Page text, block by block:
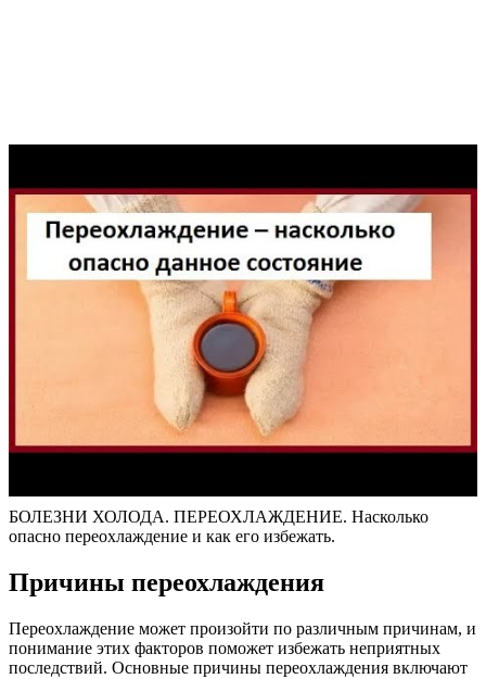
БОЛЕЗНИ ХОЛОДА. ПЕРЕОХЛАЖДЕНИЕ. Насколько
опасно переохлаждение и как его избежать.
Причины переохлаждения
Переохлаждение может произойти по различным причинам, и
понимание этих факторов поможет избежать неприятных
последствий. Основные причины переохлаждения включают